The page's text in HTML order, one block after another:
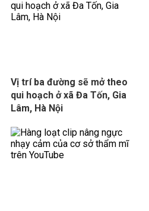
Vị trí ba đường sẽ mở theo
qui hoạch ở xã Đa Tốn, Gia
Lâm, Hà Nội